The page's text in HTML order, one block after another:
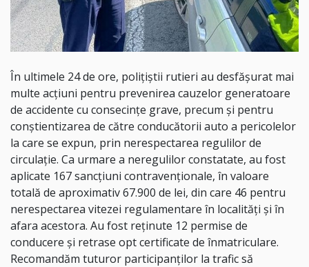
În ultimele 24 de ore, polițiștii rutieri au desfășurat mai
multe acțiuni pentru prevenirea cauzelor generatoare
de accidente cu consecințe grave, precum și pentru
conștientizarea de către conducătorii auto a pericolelor
la care se expun, prin nerespectarea regulilor de
circulație. Ca urmare a neregulilor constatate, au fost
aplicate 167 sancțiuni contravenționale, în valoare
totală de aproximativ 67.900 de lei, din care 46 pentru
nerespectarea vitezei regulamentare în localități și în
afara acestora. Au fost reținute 12 permise de
conducere și retrase opt certificate de înmatriculare.
Recomandăm tuturor participanților la trafic să